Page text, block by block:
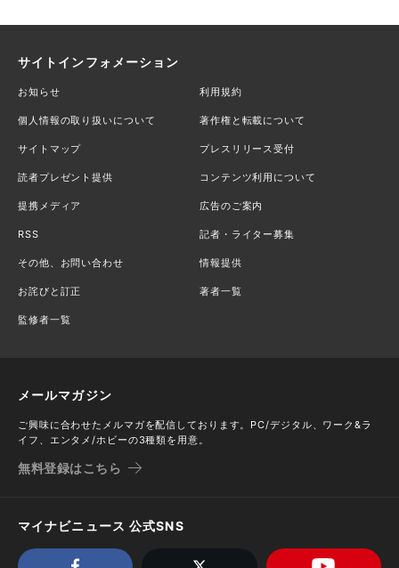
サイトインフォメーション
お知らせ 利用規約
個人情報の取り扱いについて 著作権と転載について
サイトマップ プレスリリース受付
読者プレゼント提供 コンテンツ利用について
提携メディア 広告のご案内
RSS 記者・ライター募集
その他、お問い合わせ 情報提供
お詫びと訂正 著者一覧
監修者一覧
メールマガジン
ご興味に合わせたメルマガを配信しております。PC/デジタル、ワーク&ラ
イフ、エンタメ/ホビーの3種類を用意。
無料登録はこちら
マイナビニュース 公式SNS